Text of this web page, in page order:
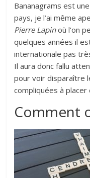
Bananagrams est
pays, je l’ai même
Pierre Lapinoù l’on
quelques années il
internationale pas
Il aura donc fallu
pour voir disparaître
compliquées à
Comment